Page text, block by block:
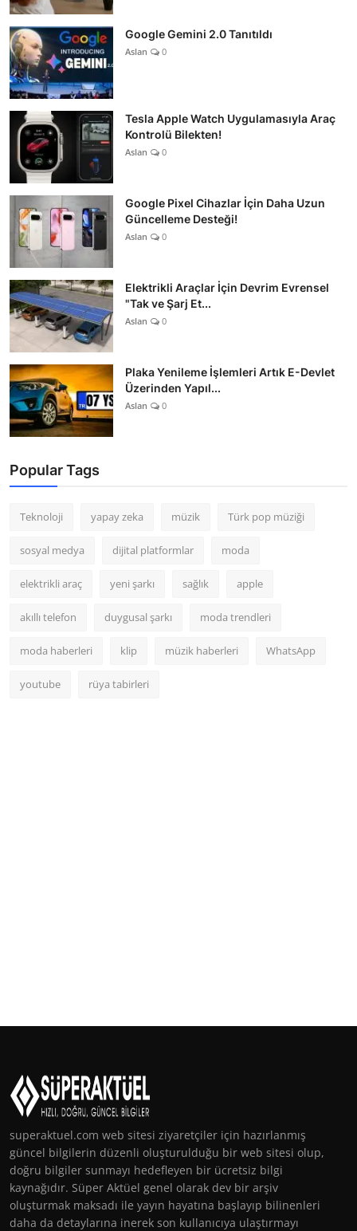
Google Gemini 2.0 Tanıtıldı
Aslan 0
Tesla Apple Watch Uygulamasıyla Araç
Kontrolü Bilekten!
Aslan 0
Google Pixel Cihazlar İçin Daha Uzun
Güncelleme Desteği!
Aslan 0
Elektrikli Araçlar İçin Devrim Evrensel
"Tak ve Şarj Et...
Aslan 0
Plaka Yenileme İşlemleri Artık E-Devlet
Üzerinden Yapıl...
Aslan 0
Popular Tags
Teknoloji yapay zeka müzik Türk pop müziği
sosyal medya dijital platformlar moda
elektrikli araç yeni şarkı sağlık apple
akıllı telefon duygusal şarkı moda trendleri
moda haberleri klip müzik haberleri WhatsApp
youtube rüya tabirleri
superaktuel.com web sitesi ziyaretçiler için hazırlanmış
güncel bilgilerin düzenli oluşturulduğu bir web sitesi olup,
doğru bilgiler sunmayı hedefleyen bir ücretsiz bilgi
kaynağıdır. Süper Aktüel genel olarak dev bir arşiv
oluşturmak maksadı ile yayın hayatına başlayıp bilinenleri
daha da detaylarına inerek son kullanıcıya ulaştırmayı